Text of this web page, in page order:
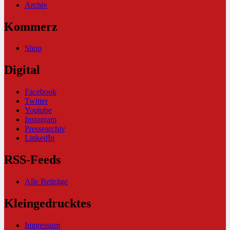
Archiv
Kommerz
Shop
Digital
Facebook
Twitter
Youtube
Instagram
Pressearchiv
LinkedIn
RSS-Feeds
Alle Beiträge
Kleingedrucktes
Impressum